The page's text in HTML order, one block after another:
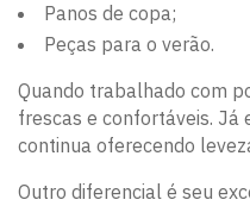
Panos de copa;
Peças para o verão.
Quando trabalhado com
frescas e confortáveis. Já
continua oferecendo
Outro diferencial é seu